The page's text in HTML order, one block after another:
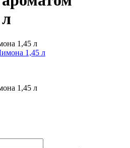
1,45 л
1,45 л